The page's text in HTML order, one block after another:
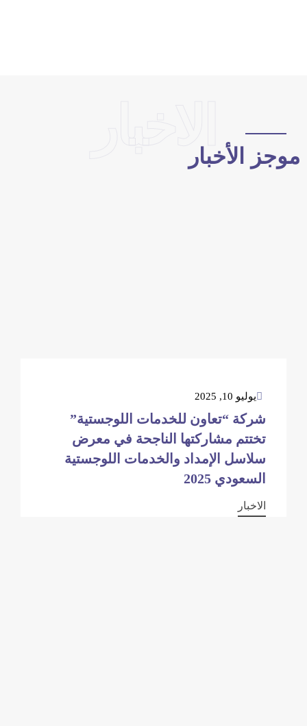
الأخبار
يوليو 10, 2025
شركة “تعاون للخدمات اللوجستية”
تختتم مشاركتها الناجحة في معرض
سلاسل الإمداد والخدمات اللوجستية
السعودي 2025
الاخبار